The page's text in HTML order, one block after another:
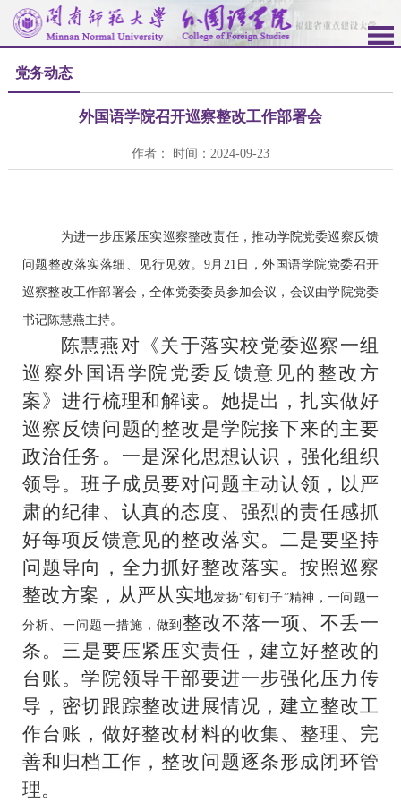
党务动态
外国语学院召开巡察整改工作部署会
作者： 时间：2024-09-23
为进一步压紧压实巡察整改责任，推动学院党委巡察反馈
问题整改落实落细、见行见效。 9月21日，外国语学院党委召开
巡察整改工作部署会，全体党委委员参加会议，会议由学院党委
书记陈慧燕主持。
陈慧燕对《关于落实校党委巡察一组
巡察外国语学院党委反馈意见的整改方
案》进行梳理和解读。她提出，扎实做好
巡察反馈问题的整改是学院接下来的主要
政治任务。一是深化思想认识，强化组织
领导。班子成员要对问题主动认领， 以严
肃的纪律、认真的态度、强烈的责任感抓
好每项反馈意见的整改落实。二是要坚持
问题导向， 全力抓好整改落实。按照巡察
整改方案， 从严从实地发扬“钉钉子”精神，一问题一
分析、一问题一措施，做到整改不落一项、不丢一
条。三是要压紧压实责任，建立好整改的
台账。学院领导干部要进一步强化压力传
导，密切跟踪整改进展情况，建立整改工
作台账，做好整改材料的收集、整理、完
善和归档工作，整改问题逐条形成闭环管
理。